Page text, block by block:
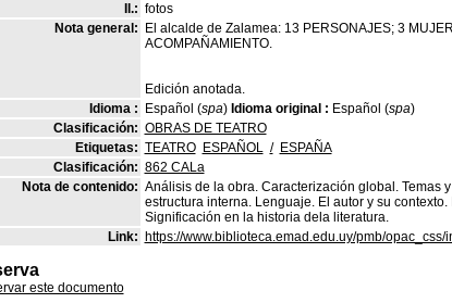
Il.: fotos
Nota general:
El alcalde de Zalamea: 13 PERSONAJES; 3
ACOMPAÑAMIENTO.
Edición anotada.
Idioma :
Español (spa) Idioma original : Español (spa)
Clasificación: OBRAS DE TEATRO
Etiquetas: TEATRO ESPAÑOL /
ESPAÑA
Clasificación: 862 CALa
Nota de contenido: Análisis de la obra. Caracterización global. Temas
estructura interna. Lenguaje. El autor y su
Significación en la historia dela literatura.
Link: https://www.biblioteca.emad.edu.uy/pmb/
este documento